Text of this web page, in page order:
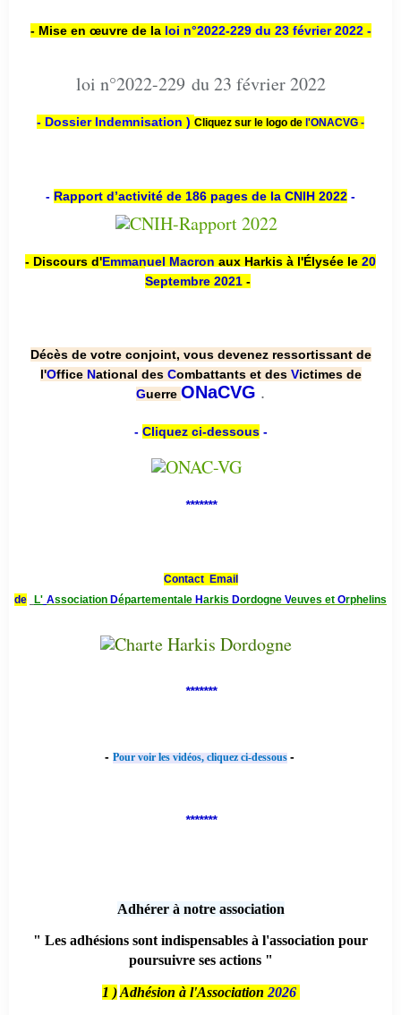
- Mise en œuvre de la loi n°2022-229 du 23 février 2022 -
loi n°2022-229 du 23 février 2022
- Dossier Indemnisation ) Cliquez sur le logo de l'ONACVG -
- Rapport d’activité de 186 pages de la CNIH 2022 -
- Discours d'Emmanuel Macron aux Harkis à l'Élysée le 20
Septembre 2021 -
Décès de votre conjoint, vous devenez ressortissant de
l'Office National des Combattants et des Victimes de
Guerre ONaCVG .
- Cliquez ci-dessous-
*******
Contact Email
de
L' Association Départementale Harkis Dordogne Veuves et Orphelins
*******
- Pour voir les vidéos, cliquez ci-dessous -
*******
Adhérer à notre association
" Les adhésions sont indispensables à l'association pour
poursuivre ses actions "
1 ) Adhésion à l'Association 2026